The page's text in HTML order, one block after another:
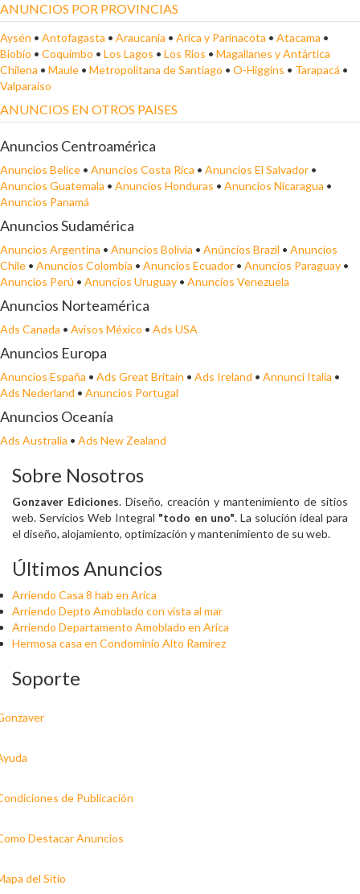
ANUNCIOS POR PROVINCIAS
Aysén • Antofagasta • Araucanía • Arica y Parinacota • Atacama •
Biobío • Coquimbo • Los Lagos • Los Rios • Magallanes y Antártica
Chilena • Maule • Metropolitana de Santiago • O-Higgins • Tarapacá •
Valparaíso
ANUNCIOS EN OTROS PAISES
Anuncios Centroamérica
Anuncios Belice • Anuncios Costa Rica • Anuncios El Salvador •
Anuncios Guatemala • Anuncios Honduras • Anuncios Nicaragua •
Anuncios Panamá
Anuncios Sudamérica
Anuncios Argentina • Anuncios Bolivia • Anúncios Brazil • Anuncios
Chile • Anuncios Colombia • Anuncios Ecuador • Anuncios Paraguay •
Anuncios Perú • Anuncios Uruguay • Anuncios Venezuela
Anuncios Norteamérica
Ads Canada • Avisos México • Ads USA
Anuncios Europa
Anuncios España • Ads Great Britain • Ads Ireland • Annunci Italia •
Ads Nederland • Anuncios Portugal
Anuncios Oceanía
Ads Australia • Ads New Zealand
Sobre Nosotros
Gonzaver Ediciones. Diseño, creación y mantenimiento de sitios
web. Servicios Web Integral "todo en uno". La solución ideal para
el diseño, alojamiento, optimización y mantenimiento de su web.
Últimos Anuncios
Arriendo Casa 8 hab en Arica
Arriendo Depto Amoblado con vista al mar
Arriendo Departamento Amoblado en Arica
Hermosa casa en Condominio Alto Ramírez
Soporte
de Publicación
Destacar Anuncios
del Sitio